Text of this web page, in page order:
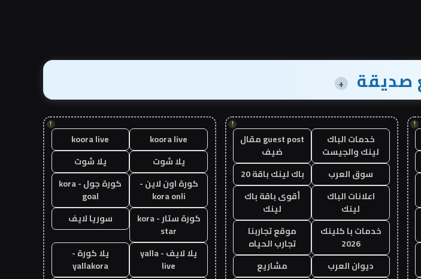
صديقة +
!
!
خدمات الباك
لينك والجيست
guest post مقال
ضيف
سوق العرب
باك لينك باقة 20
اعلانات الباك
لينك
أقوى باقة باك
لينك
خدمات با كلينك
2026
موقع تجاربنا
تجارب الحياه
ديوان العرب
مشاريع
!
koora live
koora live
يلا شوت
يلا شوت
كورة اون لاين -
kora onli
كورة جول - kora
goal
كورة ستار - kora
star
سوريا لايف
يلا لايف - yalla
live
يلا كورة -
yallakora